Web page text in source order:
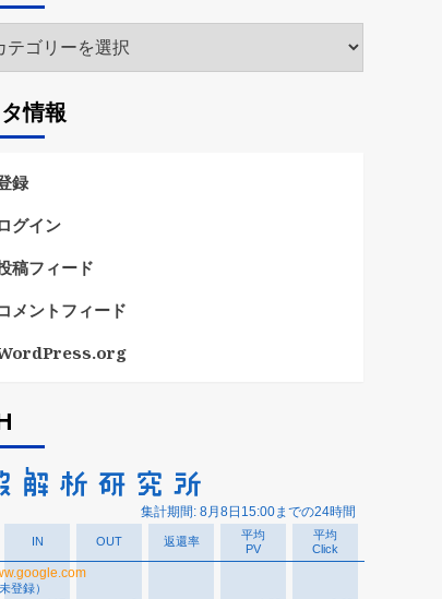
情報
録
グイン
稿フィード
メントフィード